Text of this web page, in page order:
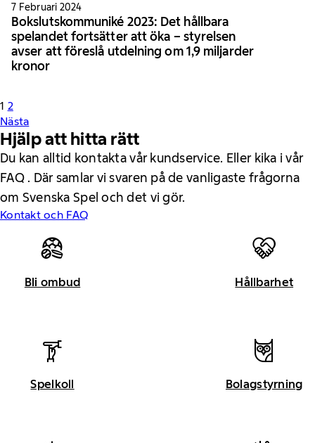
7 Februari 2024
Bokslutskommuniké 2023: Det hållbara
spelandet fortsätter att öka – styrelsen
avser att föreslå utdelning om 1,9 miljarder
kronor
1 2
Nästa
Hjälp att hitta rätt
Du kan alltid kontakta vår kundservice. Eller kika i vår
FAQ . Där samlar vi svaren på de vanligaste frågorna
om Svenska Spel och det vi gör.
Kontakt och FAQ
Bli ombud Hållbarhet
Spelkoll Bolagstyrning